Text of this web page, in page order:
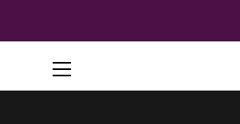
Viral
Menu